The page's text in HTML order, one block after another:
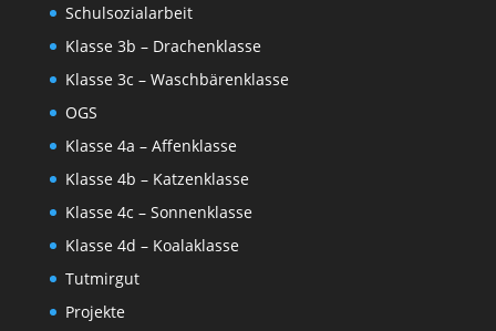
Schulsozialarbeit
Klasse 3b – Drachenklasse
Klasse 3c – Waschbärenklasse
OGS
Klasse 4a – Affenklasse
Klasse 4b – Katzenklasse
Klasse 4c – Sonnenklasse
Klasse 4d – Koalaklasse
Tutmirgut
Projekte